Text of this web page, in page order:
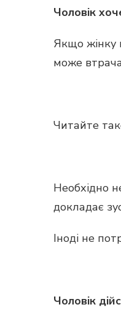
Чоловік
Якщо жінку
може
Читайте
Необхідно
докладає
Іноді не
Чоловік